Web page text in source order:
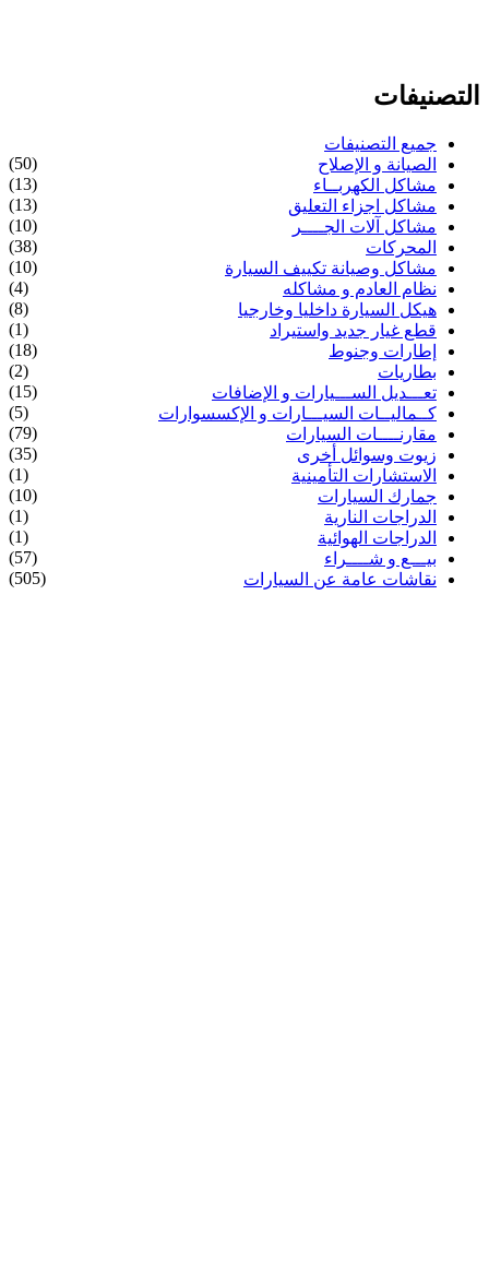
التصنيفات
جميع التصنيفات
الصيانة و الإصلاح
(50)
مشاكل الكهربــاء
(13)
مشاكل اجزاء التعليق
(13)
مشاكل آلات الجــــر
(10)
المحركات
(38)
مشاكل وصيانة تكييف السيارة
(10)
نظام العادم و مشاكله
(4)
هيكل السيارة داخليا وخارجيا
(8)
قطع غيار جديد واستيراد
(1)
إطارات وجنوط
(18)
بطاريات
(2)
تعـــديل الســـيارات و الإضافات
(15)
كــماليــات السيـــارات و الإكسسوارات
(5)
مقارنــــات السيارات
(79)
زيوت وسوائل أخرى
(35)
الاستشارات التأمينية
(1)
جمارك السيارات
(10)
الدراجات النارية
(1)
الدراجات الهوائية
(1)
بيـــع و شــــراء
(57)
نقاشات عامة عن السيارات
(505)